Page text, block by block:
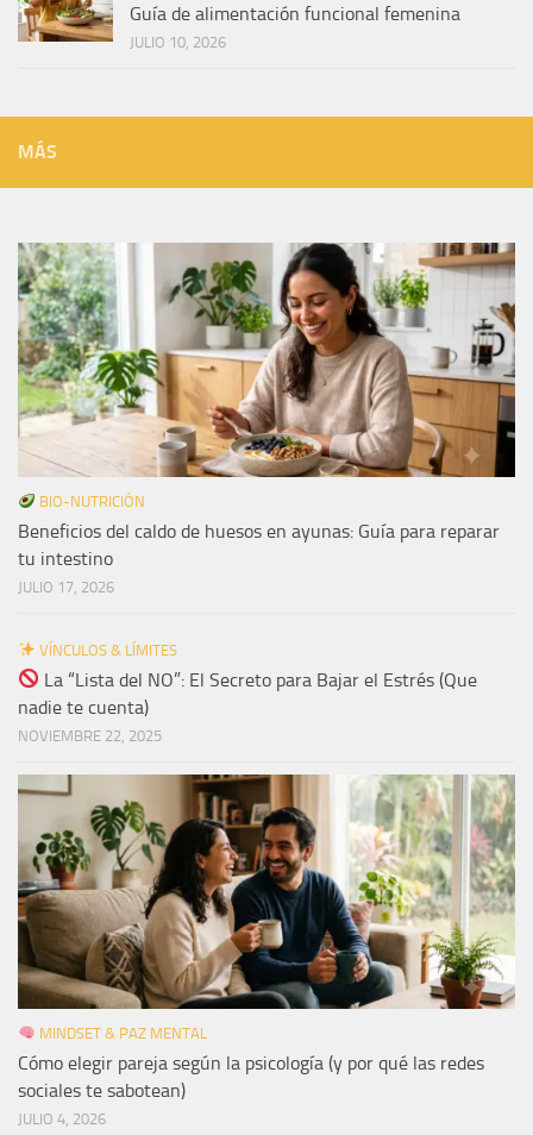
Guía de alimentación funcional femenina
JULIO 10, 2026
MÁS
BIO-NUTRICIÓN
Beneficios del caldo de huesos en ayunas: Guía para reparar
tu intestino
JULIO 17, 2026
VÍNCULOS & LÍMITES
La “Lista del NO”: El Secreto para Bajar el Estrés (Que
nadie te cuenta)
NOVIEMBRE 22, 2025
MINDSET & PAZ MENTAL
Cómo elegir pareja según la psicología (y por qué las redes
sociales te sabotean)
JULIO 4, 2026